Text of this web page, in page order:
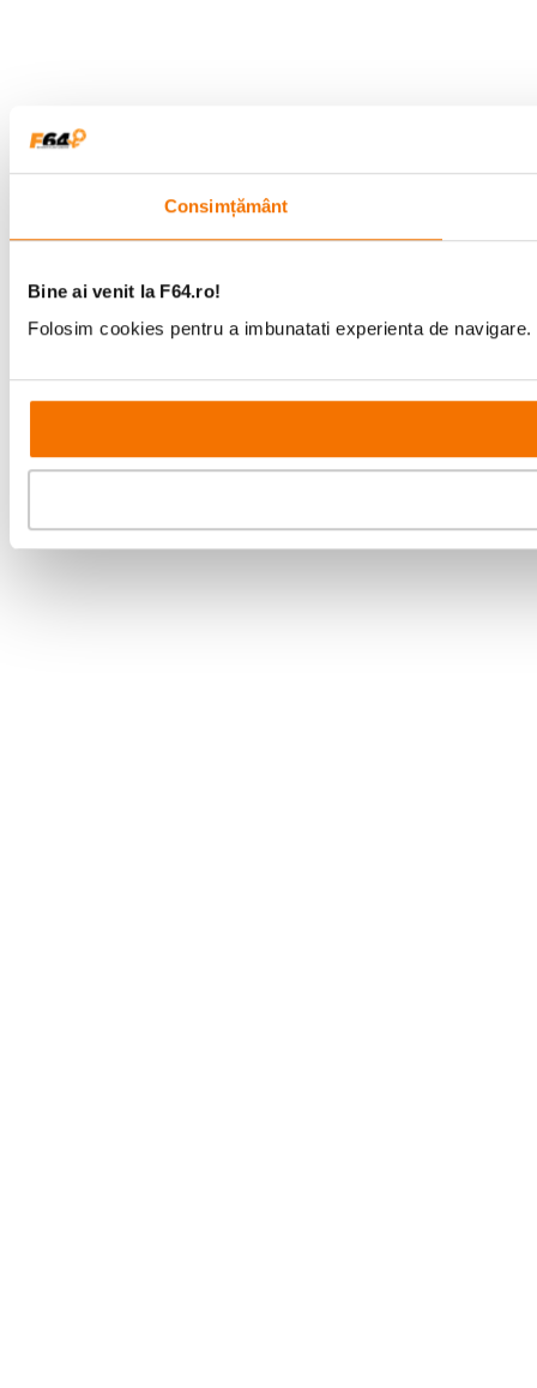
Consimțământ
Bine ai venit la F64.ro!
Folosim cookies pentru a imbunatati experienta de